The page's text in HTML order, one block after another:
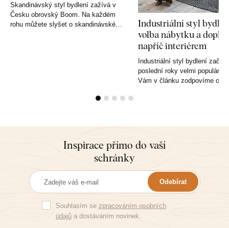
Skandinávský styl bydlení zažívá v
Česku obrovský Boom. Na každém
rohu můžete slyšet o skandinávském
Industriální styl
volba nábytku a
napříč interiérem
Industriální styl bydlení začal
poslední roky velmi populární
Vám v článku zodpovíme
Inspirace přímo do vaší
schránky
Odebírat
Souhlasím se zpracováním osobních
údajůa dostáváním novinek.